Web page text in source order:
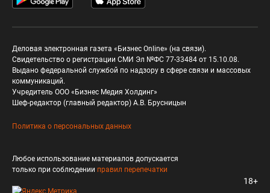
Деловая электронная газета «Бизнес Online» (на связи).
Свидетельство о регистрации СМИ Эл №ФС 77-33484 от 15.10.08.
Выдано федеральной службой по надзору в сфере связи и массовых
коммуникаций.
Учредитель ООО «Бизнес Медия Холдинг»
Шеф-редактор (главный редактор) А.В. Брусницын
Политика о персональных данных
Любое использование материалов допускается
только при соблюдении правил перепечатки
18+